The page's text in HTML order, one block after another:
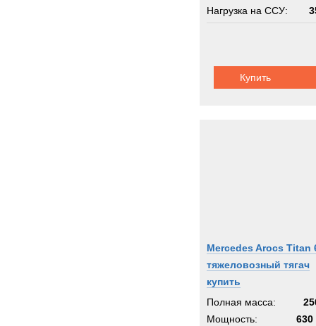
Нагрузка на ССУ:
Купить
Mercedes Arocs Titan
тяжеловозный тягач
купить
Полная масса:
Мощность:
630